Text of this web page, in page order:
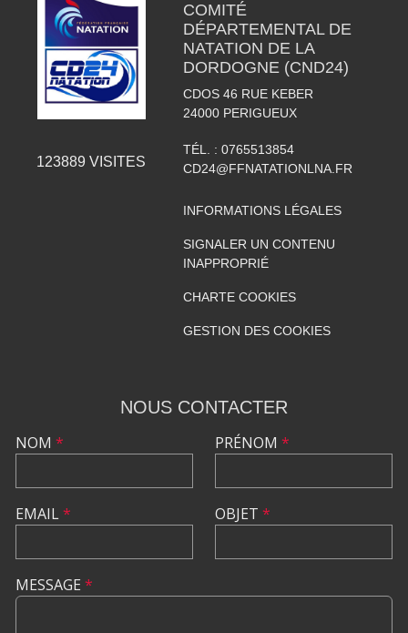
123889 VISITES
COMITÉ
DÉPARTEMENTAL DE
NATATION DE LA
DORDOGNE (CND24)
CDOS 46 RUE KEBER
24000 PERIGUEUX
TÉL. : 0765513854
CD24@FFNATATIONLNA.FR
INFORMATIONS LÉGALES
SIGNALER UN CONTENU
INAPPROPRIÉ
CHARTE COOKIES
GESTION DES COOKIES
NOUS CONTACTER
NOM *
EMAIL*
PRÉNOM *
OBJET *
MESSAGE *